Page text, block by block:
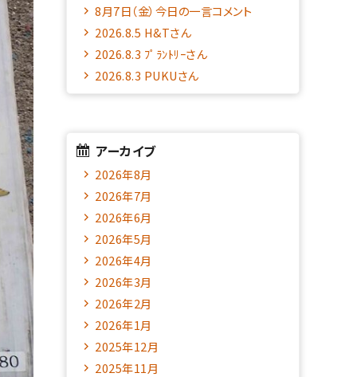
8月7日（金）今日の一言コメント
2026.8.5 H&Tさん
2026.8.3 ﾌﾟﾗﾝﾄﾘｰさん
2026.8.3 PUKUさん
アーカイブ
2026年8月
2026年7月
2026年6月
2026年5月
2026年4月
2026年3月
2026年2月
2026年1月
2025年12月
2025年11月